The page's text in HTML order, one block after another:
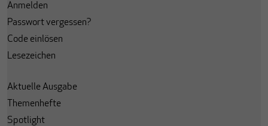
Anmelden
Passwort vergessen?
Code einlösen
Lesezeichen
Aktuelle Ausgabe
Themenhefte
Spotlight